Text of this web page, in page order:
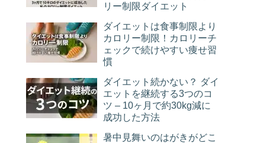
リー制限ダイエット
ダイエットは食事制限より
カロリー制限！カロリーチ
ェックで続けやすい痩せ習
慣
ダイエット続かない？ ダイ
エットを継続する3つのコ
ツ – 10ヶ月で約30kg減に
成功した方法
暑中見舞いのはがきがどこ